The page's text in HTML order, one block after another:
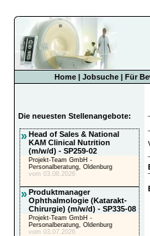
Home| Jobsuche| Für
Die neuesten Stellenangebote:
»Head of Sales & National
KAM Clinical Nutrition
(m/w/d) - SP259-02
Projekt-Team GmbH -
Personalberatung, Oldenburg
vom 03.08.2026
»Produktmanager
Ophthalmologie (Katarakt-
Chirurgie) (m/w/d) - SP335-08
Projekt-Team GmbH -
Personalberatung, Oldenburg
vom 03.07.2026